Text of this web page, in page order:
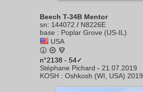
Beech T-34B Mentor
sn: 144072 / N8226E
base : Poplar Grove (US-IL)
USA
n°2138 - 54✓
Stéphane Pichard - 21.07.2019
KOSH : Oshkosh (WI, USA) 2019